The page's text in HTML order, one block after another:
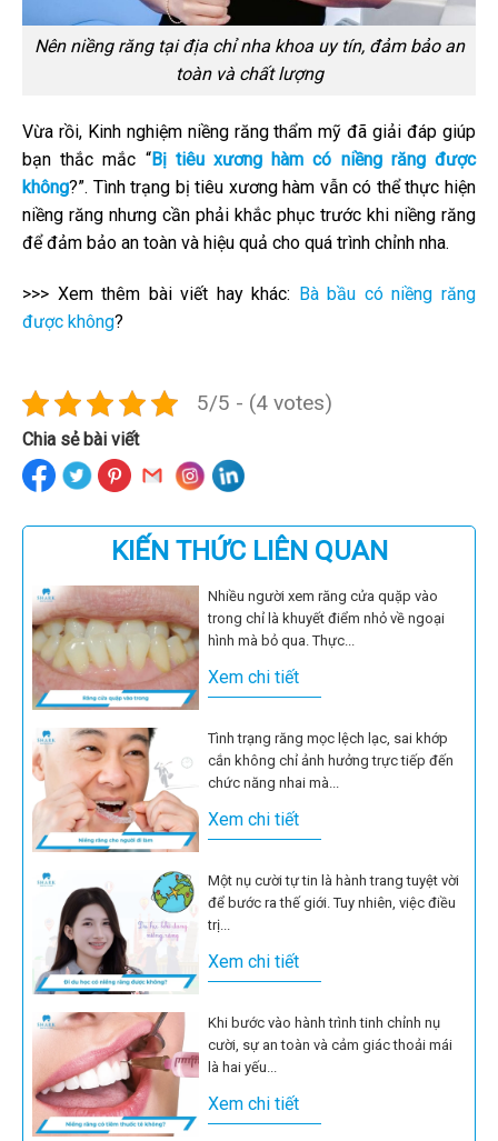
Nên niềng răng tại địa chỉ nha khoa uy tín, đảm bảo an
toàn và chất lượng
Vừa rồi, Kinh nghiệm niềng răng thẩm mỹ đã giải đáp giúp
bạn thắc mắc “Bị tiêu xương hàm có niềng răng được
không?”. Tình trạng bị tiêu xương hàm vẫn có thể thực hiện
niềng răng nhưng cần phải khắc phục trước khi niềng răng
để đảm bảo an toàn và hiệu quả cho quá trình chỉnh nha.
>>> Xem thêm bài viết hay khác: Bà bầu có niềng răng
được không?
5/5 - (4 votes)
Chia sẻ bài viết
KIẾN THỨC LIÊN QUAN
Nhiều người xem răng cửa quặp vào
trong chỉ là khuyết điểm nhỏ về ngoại
hình mà bỏ qua. Thực...
Xem chi tiết
Tình trạng răng mọc lệch lạc, sai khớp
cắn không chỉ ảnh hưởng trực tiếp đến
chức năng nhai mà...
Xem chi tiết
Một nụ cười tự tin là hành trang tuyệt vời
để bước ra thế giới. Tuy nhiên, việc điều
trị...
Xem chi tiết
Khi bước vào hành trình tinh chỉnh nụ
cười, sự an toàn và cảm giác thoải mái
là hai yếu...
Xem chi tiết